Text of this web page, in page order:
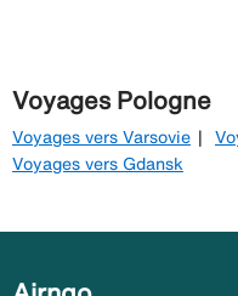
Voyages Pologne
Voyages vers Varsovie
Voyages vers Gdansk